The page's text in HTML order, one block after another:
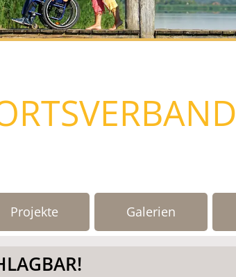
Projekte Galerien